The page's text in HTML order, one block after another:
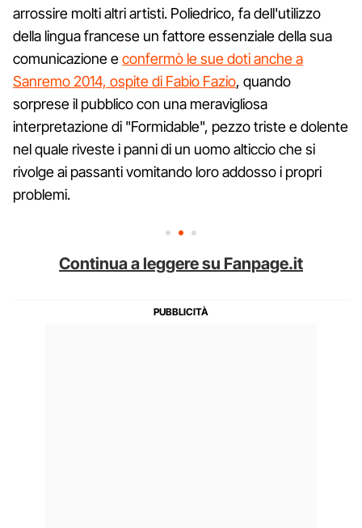
arrossire molti altri artisti. Poliedrico, fa dell'utilizzo
della lingua francese un fattore essenziale della sua
comunicazione econfermò le sue doti anche a
Sanremo 2014, ospite di Fabio Fazio, quando
sorprese il pubblico con una meravigliosa
interpretazione di "Formidable", pezzo triste e dolente
nel quale riveste i panni di un uomo alticcio che si
rivolge ai passanti vomitando loro addosso i propri
problemi.
Continua a leggere su Fanpage.it